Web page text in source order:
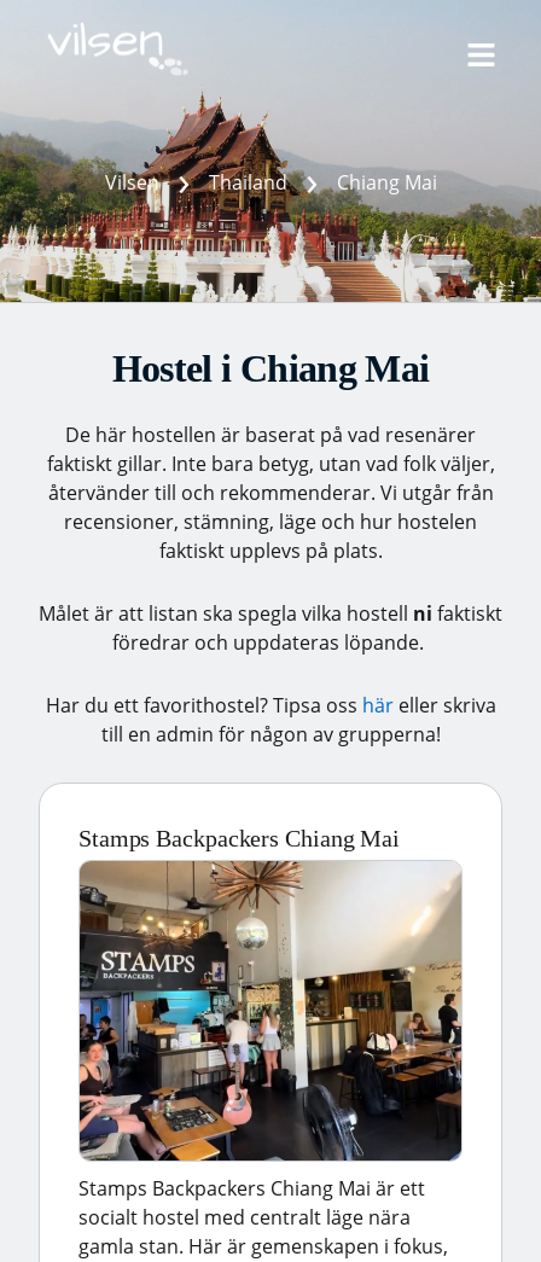
Vilsen › Thailand › Chiang Mai
Hostel i Chiang Mai
De här hostellen är baserat på vad resenärer
faktiskt gillar. Inte bara betyg, utan vad folk väljer,
återvänder till och rekommenderar. Vi utgår från
recensioner, stämning, läge och hur hostelen
faktiskt upplevs på plats.
Målet är att listan ska spegla vilka hostell ni faktiskt
föredrar och uppdateras löpande.
Har du ett favorithostel? Tipsa oss häreller skriva
till en admin för någon av grupperna!
Stamps Backpackers Chiang Mai
Stamps Backpackers Chiang Mai är ett
socialt hostel med centralt läge nära
gamla stan. Här är gemenskapen i fokus,